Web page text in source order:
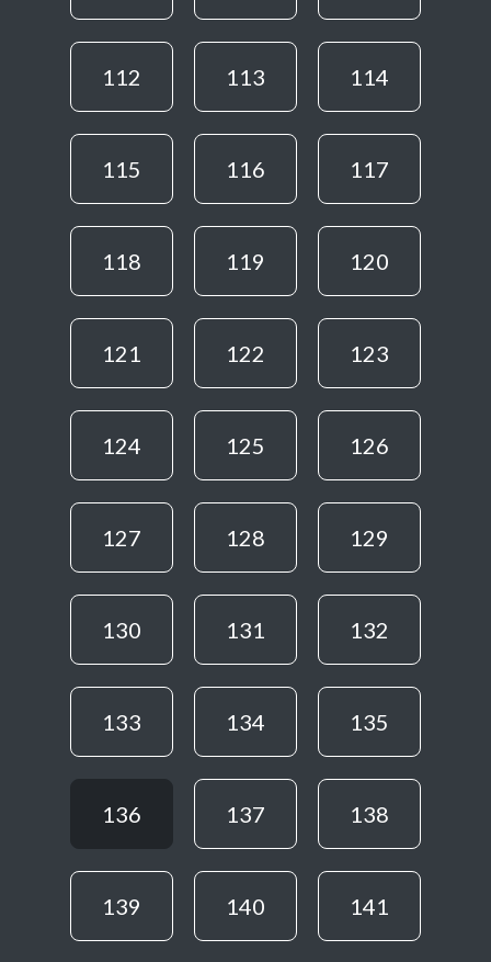
112 113 114
115 116 117
118 119 120
121 122 123
124 125 126
127 128 129
130 131 132
133 134 135
136 137 138
139 140 141